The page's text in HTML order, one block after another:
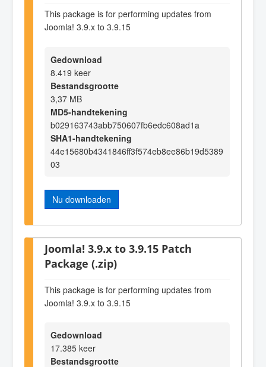
This package is for performing updates from
Joomla! 3.9.x to 3.9.15
Gedownload
8.419 keer
Bestandsgrootte
3,37 MB
MD5-handtekening
b029163743abb750607fb6edc608ad1a
SHA1-handtekening
44e15680b4341846ff3f574eb8ee86b19d5389
03
Nu downloaden
Joomla! 3.9.x to 3.9.15 Patch
Package (.zip)
This package is for performing updates from
Joomla! 3.9.x to 3.9.15
Gedownload
17.385 keer
Bestandsgrootte